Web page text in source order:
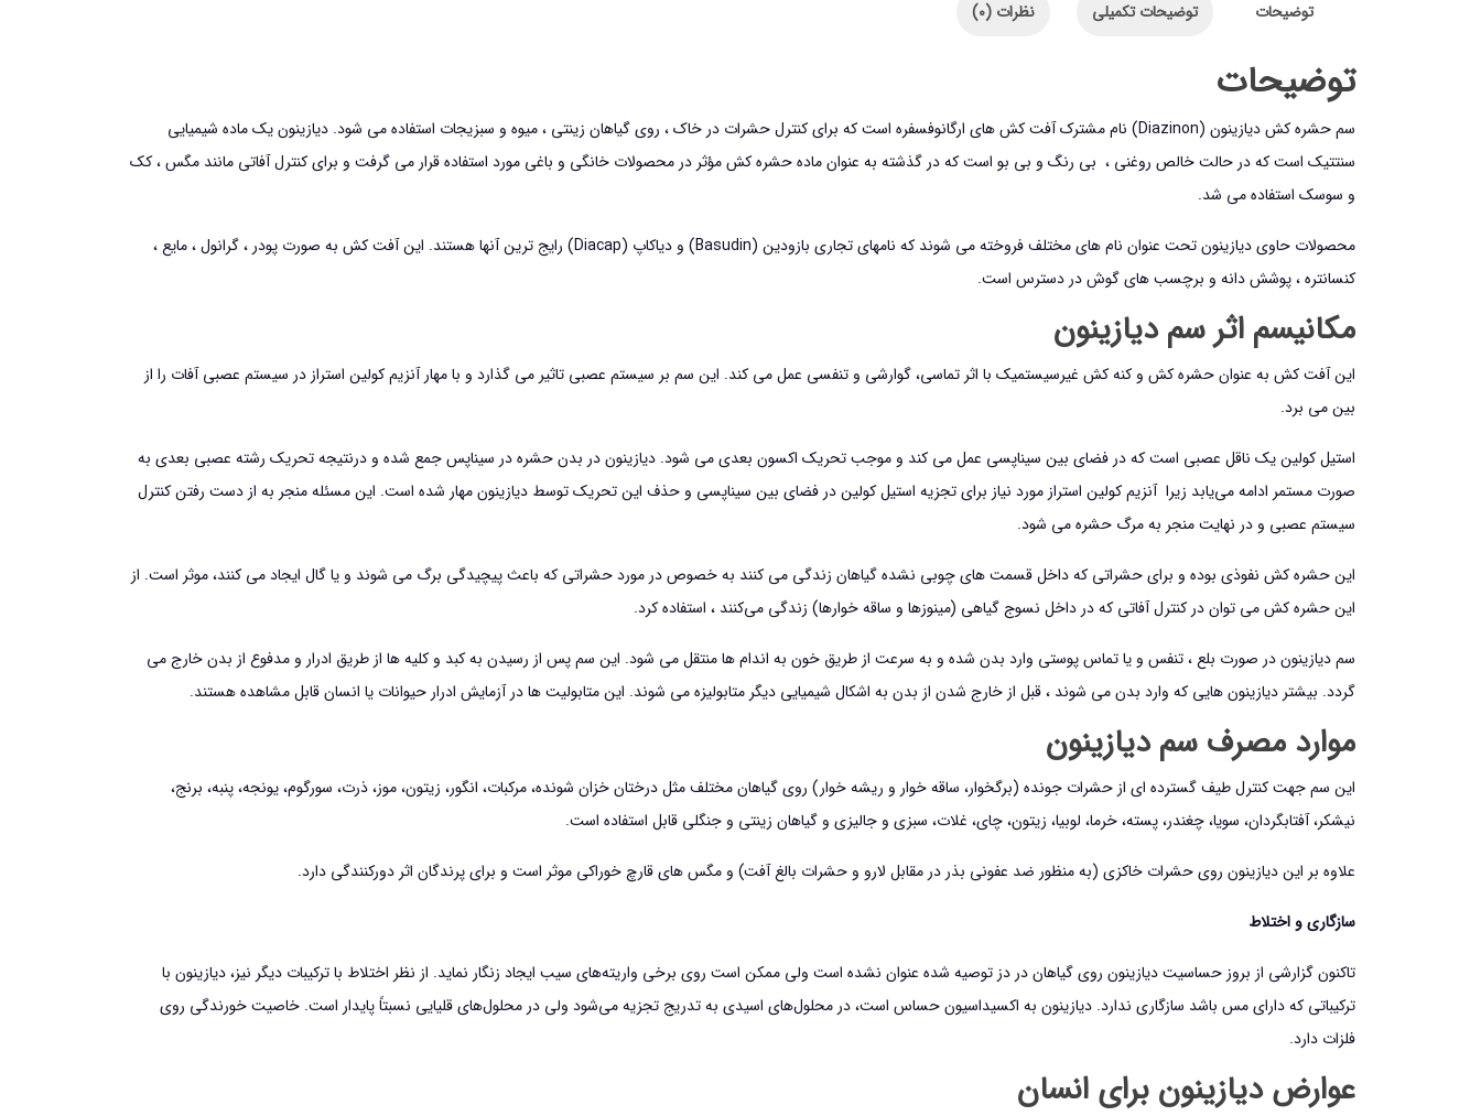
توضیحات توضیحات تکمیلی نظرات (0)
توضیحات
سم حشره کش دیازینون (Diazinon) نام مشترک آفت کش های ارگانوفسفره است که برای کنترل حشرات در خاک ، روی گیاهان زینتی ، میوه و سبزیجات استفاده می شود. دیازینون یک ماده شیمیایی
سنتتیک است که در حالت خالص روغنی ، بی رنگ و بی بو است که در گذشته به عنوان ماده حشره کش مؤثر در محصولات خانگی و باغی مورد استفاده قرار می گرفت و برای کنترل آفاتی مانند مگس ، کک
و سوسک استفاده می شد.
محصولات حاوی دیازینون تحت عنوان نام های مختلف فروخته می شوند که نامهای تجاری بازودین (Basudin) و دیاکاپ (Diacap) رایج ترین آنها هستند. این آفت کش به صورت پودر ، گرانول ، مایع ،
کنسانتره ، پوشش دانه و برچسب های گوش در دسترس است.
مکانیسم اثر سم دیازینون
این آفت کش به عنوان حشره کش و کنه کش غیرسیستمیک با اثر تماسی، گوارشی و تنفسی عمل می کند. این سم بر سیستم عصبی تاثیر می گذارد و با مهار آنزیم کولین استراز در سیستم عصبی آفات را از
بین می برد.
استیل کولین یک ناقل عصبی است که در فضای بین سیناپسی عمل می ‌کند و موجب تحریک اکسون بعدی می ‌شود. دیازینون در بدن حشره در سیناپس جمع شده و درنتیجه تحریک رشته عصبی بعدی به
صورت مستمر ادامه می‌یابد زیرا آنزیم کولین استراز مورد نیاز برای تجزیه استیل کولین در فضای بین سیناپسی و حذف این تحریک توسط دیازینون مهار شده است. این مسئله منجر به از دست رفتن کنترل
سیستم عصبی و در نهایت منجر به مرگ حشره می شود.
این حشره کش نفوذی بوده و برای حشراتی که داخل قسمت های چوبی نشده گیاهان زندگی می کنند به خصوص در مورد حشراتی که باعث پیچیدگی برگ می شوند و یا گال ایجاد می کنند، موثر است. از
این حشره کش می توان در کنترل آفاتی که در داخل نسوج گیاهی (مینوزها و ساقه خوارها) زندگی می‌کنند ، استفاده کرد.
سم دیازینون در صورت بلع ، تنفس و یا تماس پوستی وارد بدن شده و به سرعت از طریق خون به اندام ها منتقل می شود. این سم پس از رسیدن به کبد و کلیه ها از طریق ادرار و مدفوع از بدن خارج می
گردد. بیشتر دیازینون هایی که وارد بدن می شوند ، قبل از خارج شدن از بدن به اشکال شیمیایی دیگر متابولیزه می شوند. این متابولیت ها در آزمایش ادرار حیوانات یا انسان قابل مشاهده هستند.
موارد مصرف سم ديازينون
این سم جهت كنترل طيف گسترده ای از حشرات جونده (برگخوار، ساقه خوار و ريشه خوار) روی گياهان مختلف مثل درختان خزان شونده، مركبات، انگور، زيتون، موز، ذرت، سورگوم، يونجه، پنبه، برنج،
نيشكر، آفتابگردان، سويا، چغندر، پسته، خرما، لوبيا، زيتون، چای، غلات، سبزی و جاليزی و گياهان زينتی و جنگلی قابل استفاده است.
علاوه بر این دیازینون روی حشرات خاكزی (به منظور ضد عفونی بذر در مقابل لارو و حشرات بالغ آفت) و مگس های قارچ خوراكی موثر است و برای پرندگان اثر دوركنندگی دارد.
سازگاري و اختلاط
تاكنون گزارشي از بروز حساسيت دیازینون روي گياهان در دز توصيه شده عنوان نشده است ولي ممكن است روي برخي واريته‌هاي سيب ايجاد زنگار نمايد. از نظر اختلاط با تركيبات ديگر نيز، دیازینون با
تركيباتي كه داراي مس باشد سازگاري ندارد. دیازینون به اكسيداسيون حساس است، در محلول‌هاي اسيدي به تدريج تجزيه مي‌شود ولي در محلول‌هاي قليايي نسبتاً پايدار است. خاصيت خورندگي روي
فلزات دارد.
عوارض دیازینون برای انسان